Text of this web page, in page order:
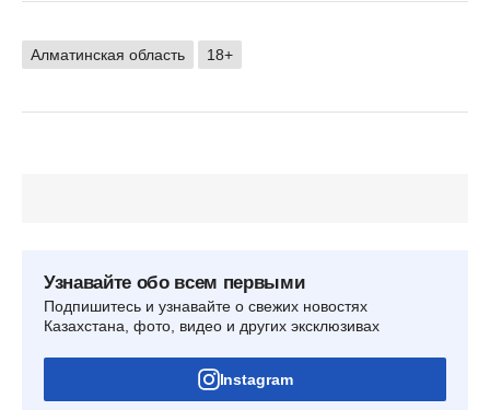
Алматинская область 18+
Узнавайте обо всем первыми
Подпишитесь и узнавайте о свежих новостях
Казахстана, фото, видео и других эксклюзивах
Instagram